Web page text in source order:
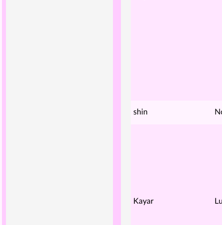
shin
Kayar